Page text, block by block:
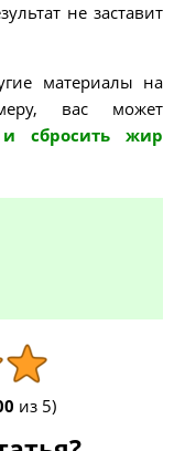
не заставит
материалы на
вас может
сбросить жир
из 5)